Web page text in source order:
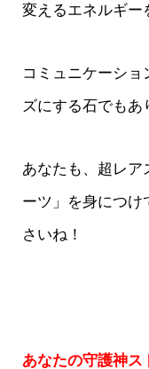
変えるエネルギー
コミュニケーシ
ズにする石でもあ
あなたも、超レア
ーツ」を身につけ
さいね！
あなたの守護神ス